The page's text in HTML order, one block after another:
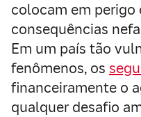
colocam em
consequências
Em um país tão
fenômenos, os
financeiramente o
qualquer desafio